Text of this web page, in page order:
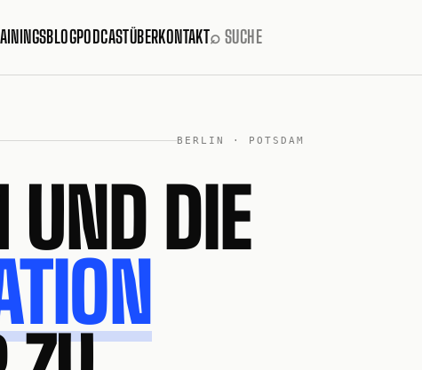
BLOGPODCASTÜBERKONTAKT⌕ SUCHE
BERLIN · POTSDAM
DIE